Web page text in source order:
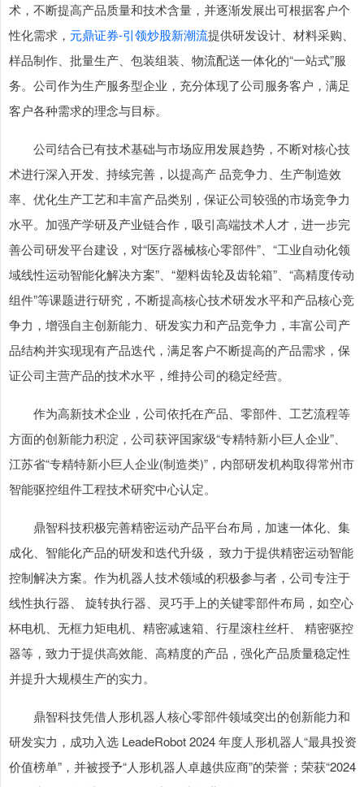
术，不断提高产品质量和技术含量，并逐渐发展出可根据客户个
性化需求， 元鼎证券-引领炒股新潮流提供研发设计、材料采购、
样品制作、批量生产、包装组装、物流配送一体化的“一站式”服
务。公司作为生产服务型企业，充分体现了公司服务客户，满足
客户各种需求的理念与目标。
公司结合已有技术基础与市场应用发展趋势，不断对核心技
术进行深入开发、持续完善，以提高产 品竞争力、生产制造效
率、优化生产工艺和丰富产品类别，保证公司较强的市场竞争力
水平。加强产学研及产业链合作，吸引高端技术人才，进一步完
善公司研发平台建设，对“医疗器械核心零部件”、“工业自动化领
域线性运动智能化解决方案”、“塑料齿轮及齿轮箱”、“高精度传动
组件”等课题进行研究，不断提高核心技术研发水平和产品核心竞
争力，增强自主创新能力、研发实力和产品竞争力，丰富公司产
品结构并实现现有产品迭代，满足客户不断提高的产品需求，保
证公司主营产品的技术水平，维持公司的稳定经营。
作为高新技术企业，公司依托在产品、零部件、工艺流程等
方面的创新能力积淀，公司获评国家级“专精特新小巨人企业”、
江苏省“专精特新小巨人企业(制造类)”，内部研发机构取得常州市
智能驱控组件工程技术研究中心认定。
鼎智科技积极完善精密运动产品平台布局，加速一体化、集
成化、智能化产品的研发和迭代升级， 致力于提供精密运动智能
控制解决方案。作为机器人技术领域的积极参与者，公司专注于
线性执行器、 旋转执行器、灵巧手上的关键零部件布局，如空心
杯电机、无框力矩电机、精密减速箱、行星滚柱丝杆、 精密驱控
器等，致力于提供高效能、高精度的产品，强化产品质量稳定性
并提升大规模生产的实力。
鼎智科技凭借人形机器人核心零部件领域突出的创新能力和
研发实力，成功入选 LeadeRobot 2024 年度人形机器人“最具投资
价值榜单”，并被授予“人形机器人卓越供应商”的荣誉；荣获“2024